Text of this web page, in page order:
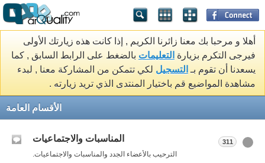
أهلا و مرحبا بك معنا زائرنا الكريم , إذا كانت هذه زيارتك الأولى
فيرجى التكرم بزيارة التعليمات بالضغط على الرابط السابق , كما
يسعدنا أن تقوم بـ التسجيل لكي تتمكن من المشاركة معنا , لبدء
مشاهدة المواضيع قم باختيار المنتدى الذي تريد زيارته .
الأقسام العامة
المناسبات والاجتماعيات
الترحيب بالأعضاء الجدد والمناسبات والاجتماعيات.
311